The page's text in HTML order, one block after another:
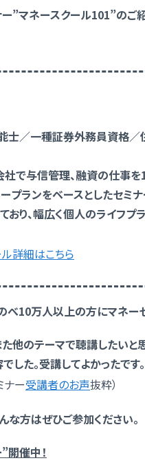
”マネースクール101”のご
士／一種証券外務員資格／
で与信管理、融資の仕事
プランをベースとしたセミナ
おり、幅広く個人のライフ
詳細はこちら
べ10万人以上の方にマネー
他のテーマで聴講したいと思
した。受講してよかったです。
ナー受講者のお声抜粋）
な方はぜひご参加ください。
催中！